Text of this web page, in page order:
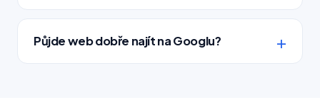
Půjde web dobře najít na Googlu?